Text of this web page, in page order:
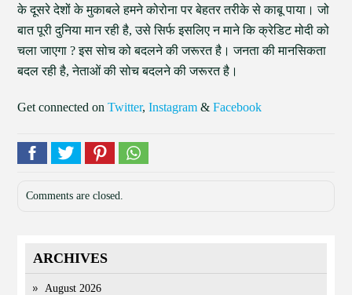
के दूसरे देशों के मुकाबले हमने कोरोना पर बेहतर तरीके से काबू पाया। जो
बात पूरी दुनिया मान रही है, उसे सिर्फ इसलिए न माने कि क्रेडिट मोदी को
चला जाएगा ? इस सोच को बदलने की जरूरत है। जनता की मानसिकता
बदल रही है, नेताओं की सोच बदलने की जरूरत है।
Get connected onTwitter,Instagram &Facebook
Comments are closed.
ARCHIVES
August 2026